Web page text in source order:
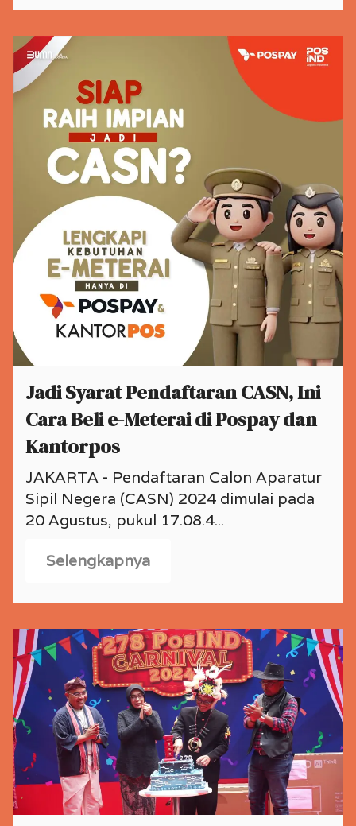
Jadi Syarat Pendaftaran CASN, Ini
Cara Beli e-Meterai di Pospay dan
Kantorpos
JAKARTA - Pendaftaran Calon Aparatur
Sipil Negera (CASN) 2024 dimulai pada
20 Agustus, pukul 17.08.4...
Selengkapnya